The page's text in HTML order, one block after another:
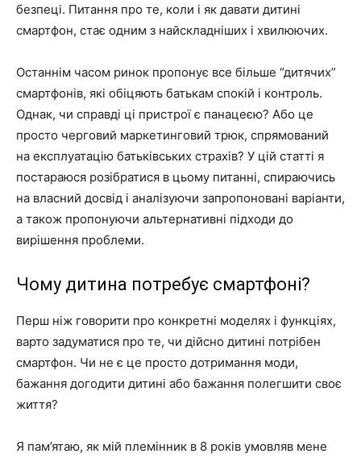
безпеці. Питання про те, коли і як давати дитині
смартфон, стає одним з найскладніших і хвилюючих.
Останнім часом ринок пропонує все більше “дитячих”
смартфонів, які обіцяють батькам спокій і контроль.
Однак, чи справді ці пристрої є панацеєю? Або це
просто черговий маркетинговий трюк, спрямований
на експлуатацію батьківських страхів? У цій статті я
постараюся розібратися в цьому питанні, спираючись
на власний досвід і аналізуючи запропоновані варіанти,
а також пропонуючи альтернативні підходи до
вирішення проблеми.
Чому дитина потребує смартфоні?
Перш ніж говорити про конкретні моделях і функціях,
варто задуматися про те, чи дійсно дитині потрібен
смартфон. Чи не є це просто дотримання моди,
бажання догодити дитині або бажання полегшити своє
життя?
Я пам’ятаю, як мій племінник в 8 років умовляв мене